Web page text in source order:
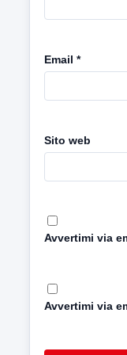
Email *
Sito web
Avvertimi via
Avvertimi via